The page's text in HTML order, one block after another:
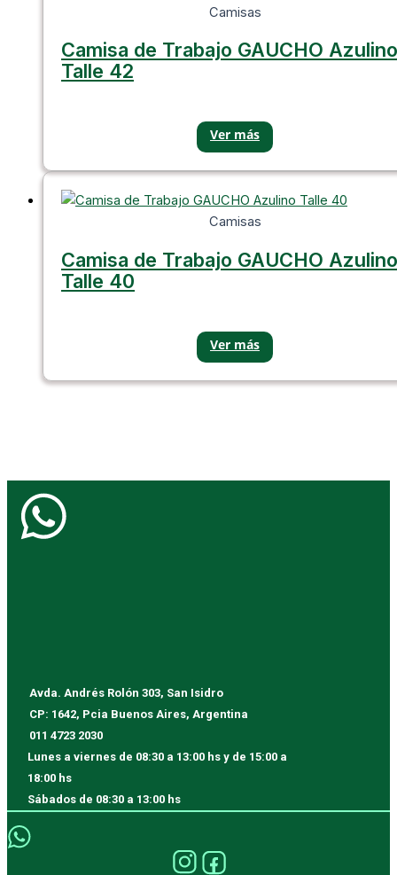
Camisas
Camisa de Trabajo GAUCHO Azulino
Talle 42
Camisas
Camisa de Trabajo GAUCHO Azulino
Talle 40
Avda. Andrés Rolón 303, San Isidro
CP: 1642, Pcia Buenos Aires, Argentina
011 4723 2030
Lunes a viernes de 08:30 a 13:00 hs y de 15:00 a
18:00 hs
Sábados de 08:30 a 13:00 hs